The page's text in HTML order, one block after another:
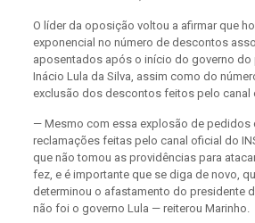
O líder da oposição voltou a afirmar que
exponencial no número de descontos
aposentados após o início do governo do
Inácio Lula da Silva, assim como do
exclusão dos descontos feitos pelo canal
— Mesmo com essa explosão de pedidos
reclamações feitas pelo canal oficial do
que não tomou as providências para
fez, e é importante que se diga de novo,
determinou o afastamento do presidente
não foi o governo Lula — reiterou Marinho.